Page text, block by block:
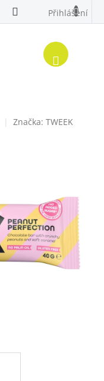
Přihlášení
Značka: TWEEK